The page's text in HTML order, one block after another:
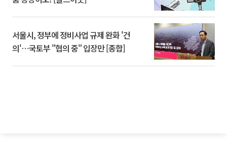
서울시, 정부에 정비사업 규제 완화 '건
의'⋯국토부 "협의 중" 입장만 [종합]